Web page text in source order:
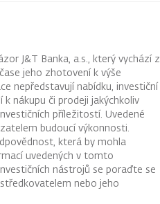
J&T Banka, a.s., který vychází z
jeho zhotovení k výše
nepředstavují nabídku, investiční
nákupu či prodeji jakýchkoliv
příležitostí. Uvedené
budoucí výkonnosti.
která by mohla
uvedených v tomto
nástrojů se poraďte se
nebo jeho